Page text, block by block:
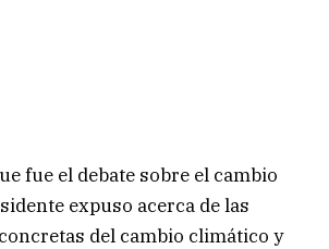
fue el debate sobre el cambio
expuso acerca de las
del cambio climático y